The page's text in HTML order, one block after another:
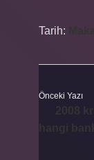
Tarih:
Önceki Yazı